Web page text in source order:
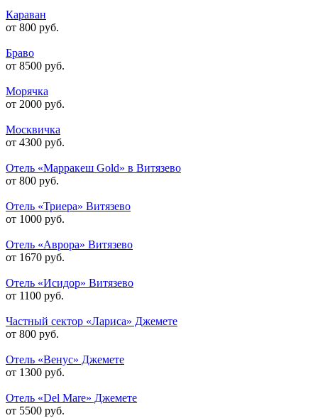
Караван
от 800 руб.
Браво
от 8500 руб.
Морячка
от 2000 руб.
Москвичка
от 4300 руб.
Отель «Марракеш Gold» в Витязево
от 800 руб.
Отель «Триера» Витязево
от 1000 руб.
Отель «Аврора» Витязево
от 1670 руб.
Отель «Исидор» Витязево
от 1100 руб.
Частный сектор «Лариса» Джемете
от 800 руб.
Отель «Венус» Джемете
от 1300 руб.
Отель «Del Mare» Джемете
от 5500 руб.